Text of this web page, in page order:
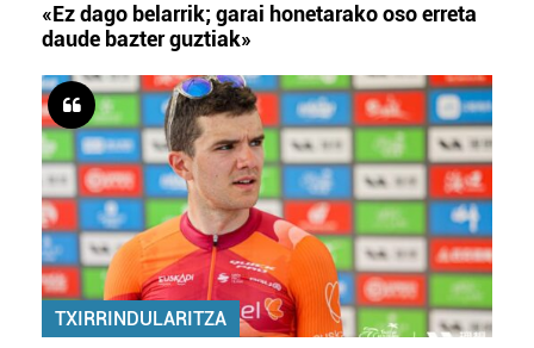
«Ez dago belarrik; garai honetarako oso erreta
daude bazter guztiak»
TXIRRINDULARITZA